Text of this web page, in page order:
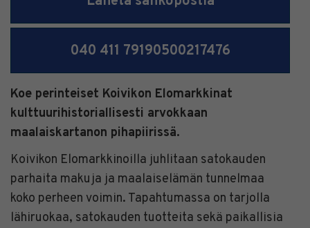
040 411 79190500217476
Koe perinteiset Koivikon Elomarkkinat
kulttuurihistoriallisesti arvokkaan
maalaiskartanon pihapiirissä.
Koivikon Elomarkkinoilla juhlitaan satokauden
parhaita makuja ja maalaiselämän tunnelmaa
koko perheen voimin. Tapahtumassa on tarjolla
lähiruokaa, satokauden tuotteita sekä paikallisia